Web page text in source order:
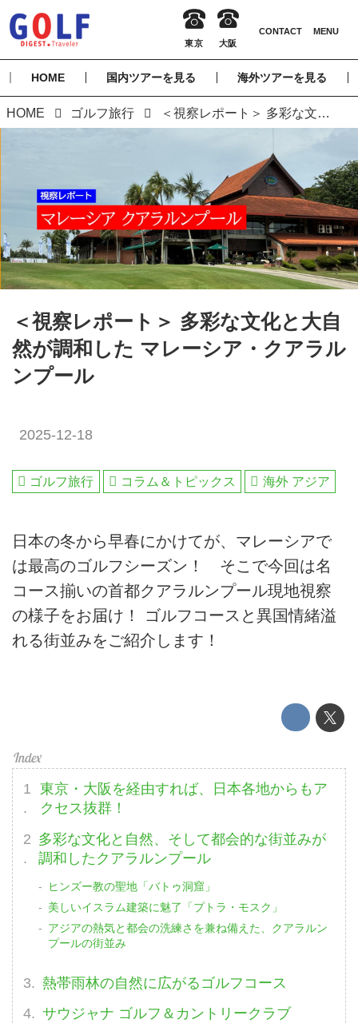
HOME 国内ツアーを見る 海外ツアーを見る
HOME ゴルフ旅行 ＜視察レポート＞ 多彩な文化と大自然が調和した マレーシア・クアラルンプール
＜視察レポート＞ 多彩な文化と大自
然が調和した マレーシア・クアラル
ンプール
2025-12-18
ゴルフ旅行 コラム＆トピックス 海外 アジア
日本の冬から早春にかけてが、マレーシアで
は最高のゴルフシーズン！ そこで今回は名
コース揃いの首都クアラルンプール現地視察
の様子をお届け！ ゴルフコースと異国情緒溢
れる街並みをご紹介します！
東京・大阪を経由すれば、日本各地からもア
クセス抜群！
多彩な文化と自然、そして都会的な街並みが
調和したクアラルンプール
ヒンズー教の聖地「バトゥ洞窟」
美しいイスラム建築に魅了「プトラ・モスク」
アジアの熱気と都会の洗練さを兼ね備えた、クアラルン
プールの街並み
熱帯雨林の自然に広がるゴルフコース
サウジャナ ゴルフ＆カントリークラブ